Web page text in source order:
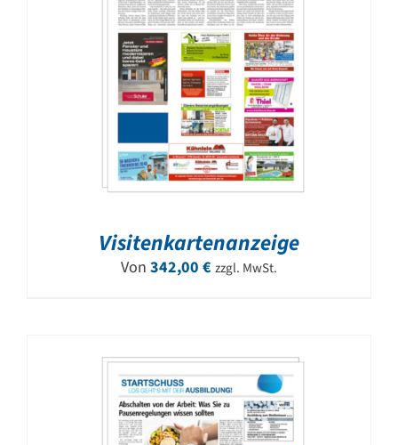
Visitenkartenanzeige
Von 342,00 € zzgl. MwSt.